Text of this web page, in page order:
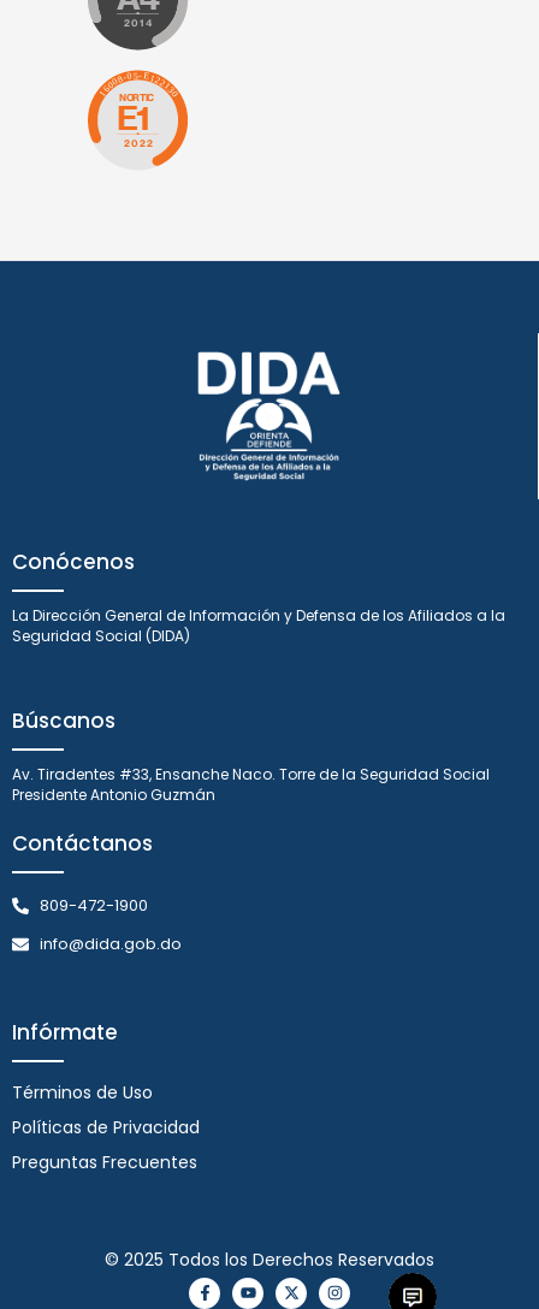
Conócenos
La Dirección General de Información y Defensa de los Afiliados a la
Seguridad Social (DIDA)
Búscanos
Av. Tiradentes #33, Ensanche Naco. Torre de la Seguridad Social
Presidente Antonio Guzmán
Contáctanos
809-472-1900
info@dida.gob.do
Infórmate
Términos de Uso
Políticas de Privacidad
Preguntas Frecuentes
© 2025 Todos los Derechos Reservados